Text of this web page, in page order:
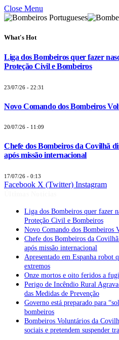
Close Menu
What's Hot
Liga dos Bombeiros quer fazer
Proteção Civil e Bombeiros
23/07/26 - 22:31
Novo Comando dos Bombeiros
20/07/26 - 11:09
Chefe dos Bombeiros da Covilhã
após missão internacional
17/07/26 - 0:13
Facebook X (Twitter) Instagram
Liga dos Bombeiros quer fazer
Proteção Civil e Bombeiros
Novo Comando dos Bombeiros
Chefe dos Bombeiros da
após missão internacional
Apresentado em Espanha robot
extremos
Onze mortos e oito feridos a
Perigo de Incêndio Rural
das Medidas de Prevenção
Governo está preparado para
bombeiros
Bombeiros Voluntários da
sociais e pretendem suspender